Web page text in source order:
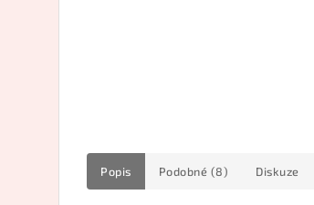
Popis Podobné (8) Diskuze